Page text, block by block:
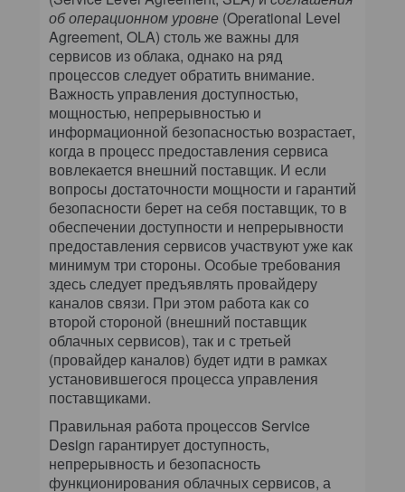
об операционном уровне (Operational Level
Agreement, OLA) столь же важны для
сервисов из облака, однако на ряд
процессов следует обратить внимание.
Важность управления доступностью,
мощностью, непрерывностью и
информационной безопасностью возрастает,
когда в процесс предоставления сервиса
вовлекается внешний поставщик. И если
вопросы достаточности мощности и гарантий
безопасности берет на себя поставщик, то в
обеспечении доступности и непрерывности
предоставления сервисов участвуют уже как
минимум три стороны. Особые требования
здесь следует предъявлять провайдеру
каналов связи. При этом работа как со
второй стороной (внешний поставщик
облачных сервисов), так и с третьей
(провайдер каналов) будет идти в рамках
установившегося процесса управления
поставщиками.
Правильная работа процессов Service
Design гарантирует доступность,
непрерывность и безопасность
функционирования облачных сервисов, а